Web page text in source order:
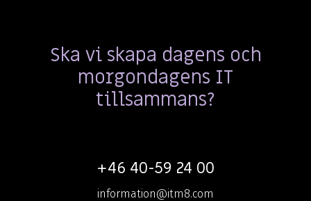
Ska vi skapa dagens och
morgondagens IT
tillsammans?
+46 40-59 24 00
information@itm8.com